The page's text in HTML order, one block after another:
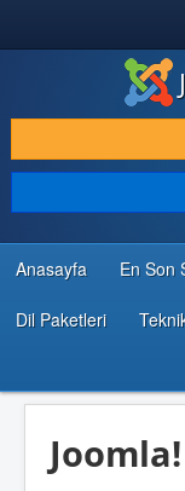
İNDIR & GENIŞLET
KEŞFET & ÖĞREN
TOPLULUK & DESTEK
GELIŞTIRICI
Anasayfa En Son
Dil Paketleri